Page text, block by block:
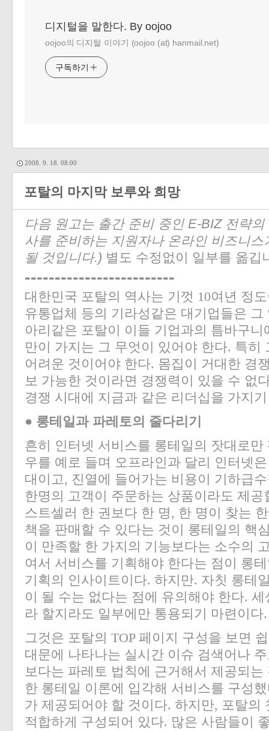
디지털을 말한다. By oojoo
oojoo의 디지털 이야기 (oojoo (at) hanmail.net)
구독하기
2008. 9. 18. 08:00
포탈의 마지막 보루와 희망
다음 원고는 출간 준비 중인 E-BIZ 전략
사를 준비하는 지원자나 온라인 비즈니
될 것입니다.) 별도 수정없이 일부를 옮깁
-------------------------
대한민국 포탈의 역사는 기껏 10여년 정
유통업체 등의 기라성같은 대기업들은
아리같은 포탈이 이들 기업과의 틈바구
만이 가지는 그 무엇이 있어야 한다. 특히
어려운 것이어야 한다. 몸집이 거대한 경
보 가능한 것이라면 경쟁력이 있을 수 없
경쟁 시대에 지금과 같은 리더십을 가지
● 롱테일과 파레토의 줄다리기
흔히 인터넷 서비스를 롱테일의 잣대로
우를 예로 들며 오프라인과 달리 인터넷
대이고, 진열에 들어가는 비용이 기하급
한명의 고객이 주문하는 상품이라도 제공
스트셀러 한 권보다 한 명, 한 명이 찾는
책을 판매할 수 있다는 것이 롱테일의 핵
이 만족할 한 가지의 기능보다는 소수의
여서 서비스를 기획해야 한다는 점이 롱
기획의 인사이트이다. 하지만. 자칫 롱테
이 될 수는 없다는 점에 유의해야 한다.
라 할지라도 일부에만 통용되기 마련이다.
그것은 포탈의 TOP 페이지 구성을 보면
대문에 나타나는 실시간 이슈 검색어나
보다는 파레토 법칙에 근거해서 제공되
한 롱테일 이론에 입각해 서비스를 구성
가 제공되어야 할 것이다. 하지만, 포탈의
적합하게 구성되어 있다. 많은 사람들이